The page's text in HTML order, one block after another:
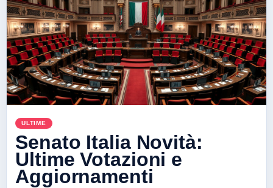
ULTIME
Senato Italia Novità:
Ultime Votazioni e
Aggiornamenti